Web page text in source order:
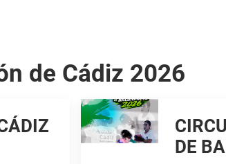
de Cádiz 2026
DE